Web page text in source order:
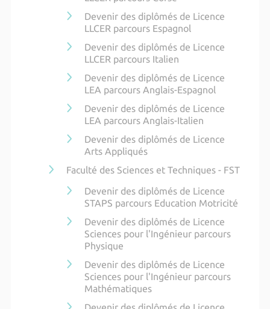
Devenir des diplômés de Licence
LLCER parcours Espagnol
Devenir des diplômés de Licence
LLCER parcours Italien
Devenir des diplômés de Licence
LEA parcours Anglais-Espagnol
Devenir des diplômés de Licence
LEA parcours Anglais-Italien
Devenir des diplômés de Licence
Arts Appliqués
Faculté des Sciences et Techniques - FST
Devenir des diplômés de Licence
STAPS parcours Education Motricité
Devenir des diplômés de Licence
Sciences pour l'Ingénieur parcours
Physique
Devenir des diplômés de Licence
Sciences pour l'Ingénieur parcours
Mathématiques